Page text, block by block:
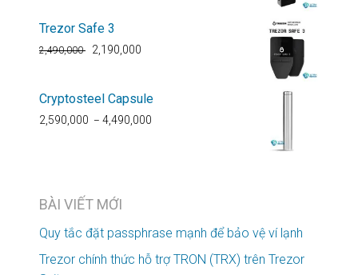
Trezor Safe 3
2,490,000 2,190,000
Cryptosteel Capsule
2,590,000 – 4,490,000
BÀI VIẾT MỚI
Quy tắc đặt passphrase mạnh để bảo vệ ví lạnh
Trezor chính thức hỗ trợ TRON (TRX) trên Trezor